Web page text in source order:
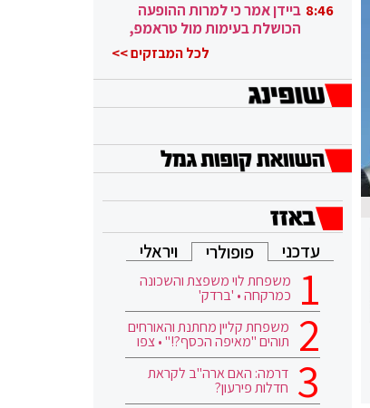
8:46 ביידן אמר כי למרות ההופעה
הכושלת בעימות מול טראמפ,
לכל המבזקים >>
עדכני פופולרי ויראלי
משפחת לוי משפצת והשכונה
כמרקחה • 'ברדק'
משפחת קליין מחתנת והאורחים
תוהים "מאיפה הכסף?!" • צפו
דרמה: האם ארה"ב לקראת
חדלות פירעון?